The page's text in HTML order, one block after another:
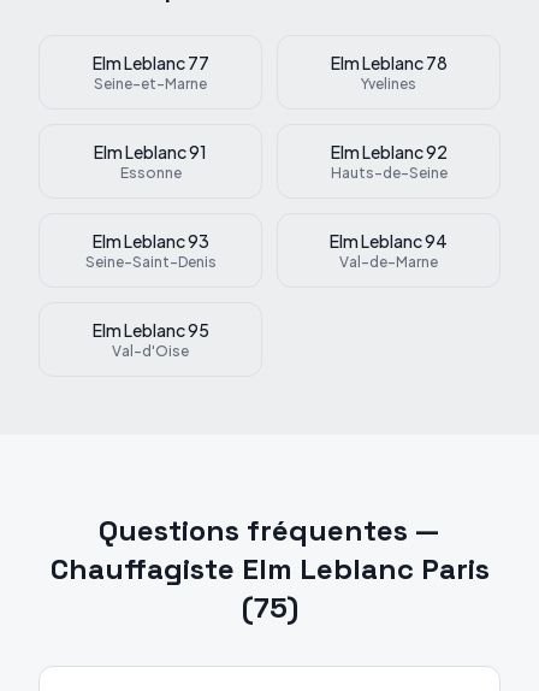
Elm Leblanc77
Seine-et-Marne
Elm Leblanc78
Yvelines
Elm Leblanc91
Essonne
Elm Leblanc92
Hauts-de-Seine
Elm Leblanc93
Seine-Saint-Denis
Elm Leblanc94
Val-de-Marne
Elm Leblanc95
Val-d'Oise
Questions fréquentes —
Chauffagiste Elm Leblanc Paris
(75)